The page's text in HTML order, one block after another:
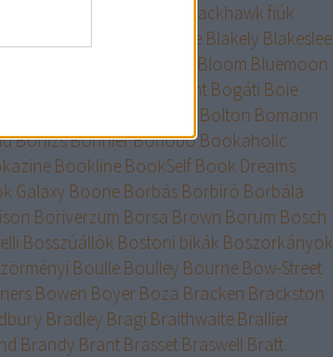
Blackhawk fiúk
Blake Blakely Blakeslee
Bloom Bluemoon
Body Count Bogáti Boie
Bolton Bomann
BónizsBonnierBonobó Bookaholic
Bookline BookSelf Book Dreams
Galaxy Boone Borbás Borbíró Borbála
Boriverzum Borsa Brown Borum Bosch
Bosszúállók Bostoni bikák Boszorkányok
Boulle Boulley Bourne Bow-Street
Bowen Boyer Boza Bracken Brackston
Bradley Bragi Braithwaite Brallier
Brandy Brant Brasset Braswell Bratt